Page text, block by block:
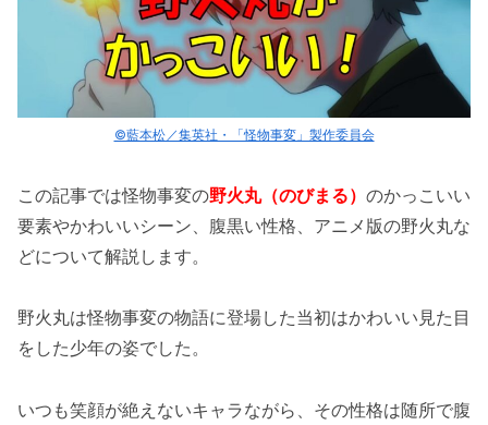
©藍本松／集英社・「怪物事変」製作委員会
この記事では怪物事変の野火丸（のびまる） のかっこいい
要素やかわいいシーン、腹黒い性格、アニメ版の野火丸な
どについて解説します。
野火丸は怪物事変の物語に登場した当初はかわいい見た目
をした少年の姿でした。
いつも笑顔が絶えないキャラながら、その性格は随所で腹